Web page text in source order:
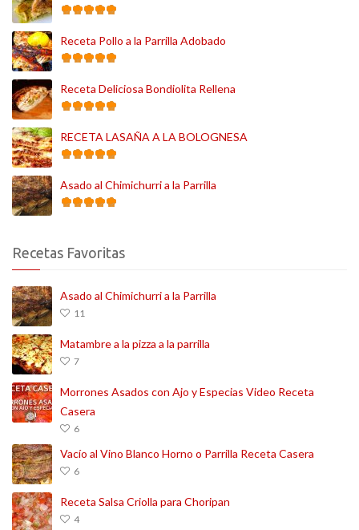
Receta Pollo a la Parrilla Adobado
Receta Deliciosa Bondiolita Rellena
RECETA LASAÑA A LA BOLOGNESA
Asado al Chimichurri a la Parrilla
Recetas Favoritas
Asado al Chimichurri a la Parrilla
11
Matambre a la pizza a la parrilla
7
Morrones Asados con Ajo y Especias Video Receta
Casera
6
Vacío al Vino Blanco Horno o Parrilla Receta Casera
6
Receta Salsa Criolla para Choripan
4